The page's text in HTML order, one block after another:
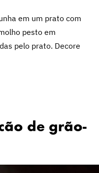
em um prato com
pesto em
pelo prato. Decore
de grão-